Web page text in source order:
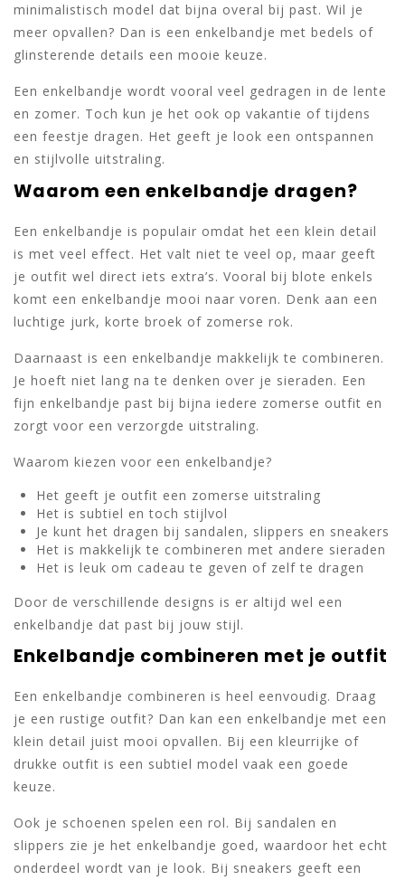
minimalistisch model dat bijna overal bij past. Wil je
meer opvallen? Dan is een enkelbandje met bedels of
glinsterende details een mooie keuze.
Een enkelbandje wordt vooral veel gedragen in de lente
en zomer. Toch kun je het ook op vakantie of tijdens
een feestje dragen. Het geeft je look een ontspannen
en stijlvolle uitstraling.
Waarom een enkelbandje dragen?
Een enkelbandje is populair omdat het een klein detail
is met veel effect. Het valt niet te veel op, maar geeft
je outfit wel direct iets extra’s. Vooral bij blote enkels
komt een enkelbandje mooi naar voren. Denk aan een
luchtige jurk, korte broek of zomerse rok.
Daarnaast is een enkelbandje makkelijk te combineren.
Je hoeft niet lang na te denken over je sieraden. Een
fijn enkelbandje past bij bijna iedere zomerse outfit en
zorgt voor een verzorgde uitstraling.
Waarom kiezen voor een enkelbandje?
Het geeft je outfit een zomerse uitstraling
Het is subtiel en toch stijlvol
Je kunt het dragen bij sandalen, slippers en sneakers
Het is makkelijk te combineren met andere sieraden
Het is leuk om cadeau te geven of zelf te dragen
Door de verschillende designs is er altijd wel een
enkelbandje dat past bij jouw stijl.
Enkelbandje combineren met je outfit
Een enkelbandje combineren is heel eenvoudig. Draag
je een rustige outfit? Dan kan een enkelbandje met een
klein detail juist mooi opvallen. Bij een kleurrijke of
drukke outfit is een subtiel model vaak een goede
keuze.
Ook je schoenen spelen een rol. Bij sandalen en
slippers zie je het enkelbandje goed, waardoor het echt
onderdeel wordt van je look. Bij sneakers geeft een